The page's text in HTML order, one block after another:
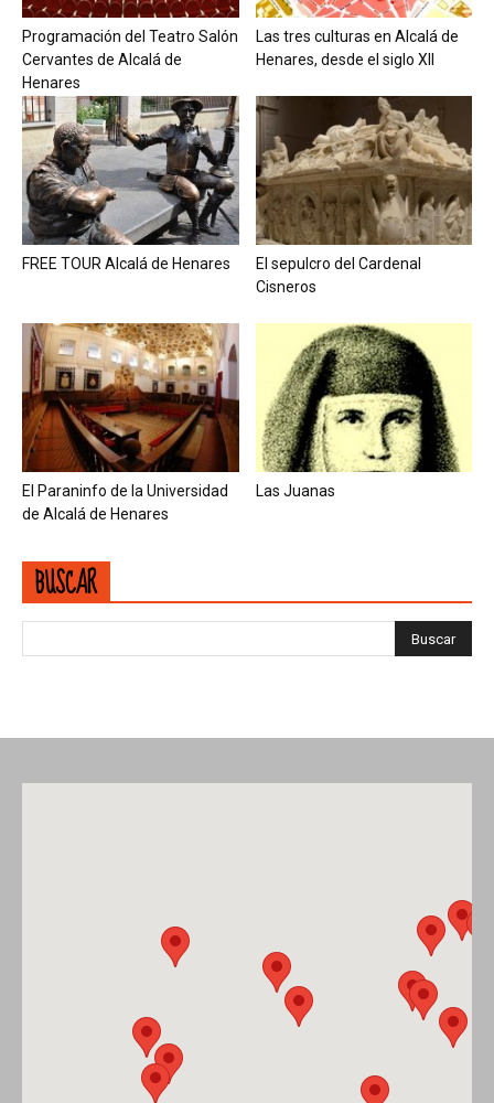
Programación del Teatro Salón
Cervantes de Alcalá de
Henares
Las tres culturas en Alcalá de
Henares, desde el siglo XII
FREE TOUR Alcalá de Henares
El sepulcro del Cardenal
Cisneros
El Paraninfo de la Universidad
de Alcalá de Henares
Las Juanas
BUSCAR